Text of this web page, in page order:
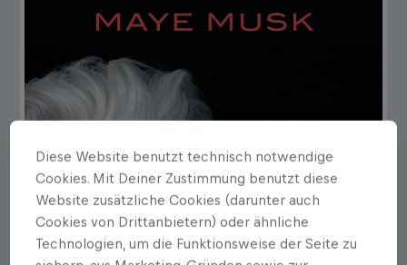
Diese Website benutzt technisch notwendige
Cookies. Mit Deiner Zustimmung benutzt diese
Website zusätzliche Cookies (darunter auch
Cookies von Drittanbietern) oder ähnliche
Technologien, um die Funktionsweise der Seite zu